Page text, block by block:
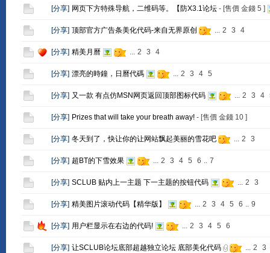
[分享] 网页下方特殊导航，二维码等。【防X3.1论坛- [售價 金錢 5 ]
[分享] 顶部官方广告条美化代码-来自无界原创 ... 2 3 4
[分享] 精美月曆 ... 2 3 4
[分享] 漂亮的時鐘，日曆代碼 ... 2 3 4 5
[分享] 又一款 有点仿MSN网页返回顶部图标代码 ... 2 3 4
[分享] Prizes that will take your breath away!- [售價 金錢 10]
[分享] 冬天到了，快让你的让网站飘起美丽的雪花吧 ... 2 3
[分享] 超BT的下雪效果 ... 2 3 4 5 6 .. 7
[分享] SCLUB 贴内上一主题 下一主题的按钮代码 ... 2 3
[分享] 精美图片滚动代码【精华版】 ... 2 3 4 5 6 .. 9
[分享] 用户栏显示在右边的代码! ... 2 3 4 5 6
[分享] 让SCLUB论坛底部超越独立论坛 底部美化代码 ... 2 3